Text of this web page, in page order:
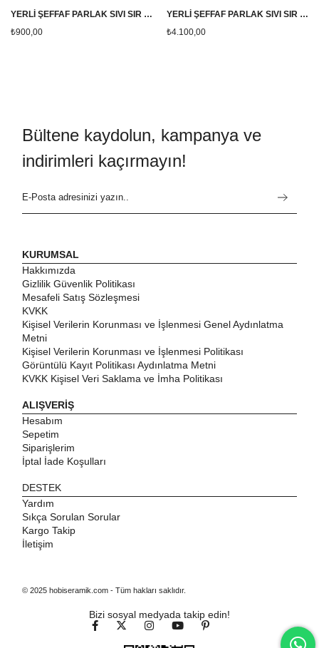
YERLİ ŞEFFAF PARLAK SIVI SIR *YÜKSEK DERECE *( 1200-1260 ) 5KG
₺900,00
YERLİ ŞEFFAF PARLAK SIVI SIR *YÜKSEK DERECE *( 1200-1260 ) 25KG
₺4.100,00
Bültene kaydolun, kampanya ve
indirimleri kaçırmayın!
KURUMSAL
Hakkımızda
Gizlilik Güvenlik Politikası
Mesafeli Satış Sözleşmesi
KVKK
Kişisel Verilerin Korunması ve İşlenmesi Genel Aydınlatma
Metni
Kişisel Verilerin Korunması ve İşlenmesi Politikası
Görüntülü Kayıt Politikası Aydınlatma Metni
KVKK Kişisel Veri Saklama ve İmha Politikası
ALIŞVERİŞ
Hesabım
Sepetim
Siparişlerim
İptal İade Koşulları
DESTEK
Yardım
Sıkça Sorulan Sorular
Kargo Takip
İletişim
© 2025 hobiseramik.com - Tüm hakları saklıdır.
Bizi sosyal medyada takip edin!